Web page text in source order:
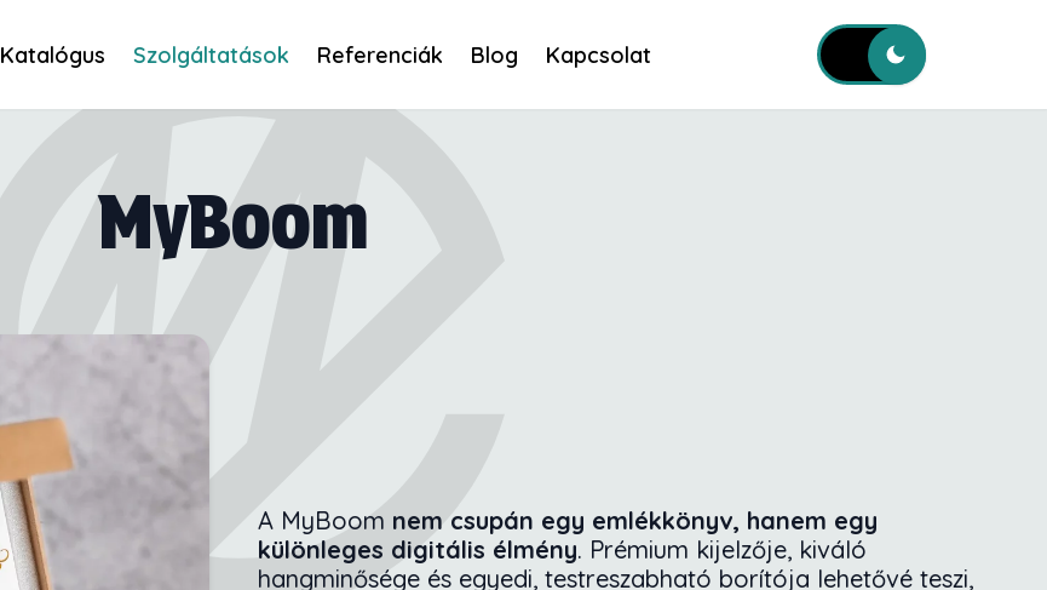
Katalógus Szolgáltatások Referenciák Blog Kapcsolat
MyBoom
A MyBoom nem csupán egy emlékkönyv, hanem egy
különleges digitális élmény. Prémium kijelzője, kiváló
hangminősége és egyedi, testreszabható borítója lehetővé teszi,